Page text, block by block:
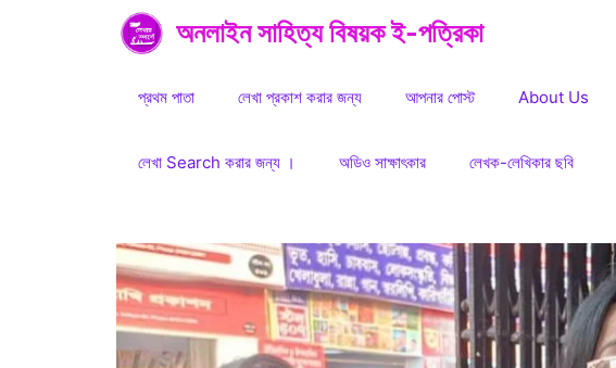
অনলাইন সাহিত্য বিষয়ক ই-পত্রিকা
প্রথম পাতা লেখা প্রকাশ করার জন্য আপনার পোস্ট About Us
লেখা Search করার জন্য । অডিও সাক্ষাৎকার লেখক-লেখিকার ছবি